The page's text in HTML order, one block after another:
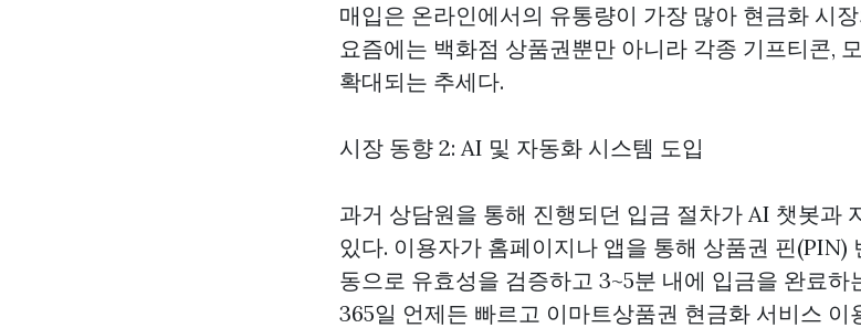
매입은 온라인에서의 유통량이 가장 많아 현금화 시
요즘에는 백화점 상품권뿐만 아니라 각종 기프티콘,
확대되는 추세다.
시장 동향 2: AI 및 자동화 시스템 도입
과거 상담원을 통해 진행되던 입금 절차가 AI 챗봇과
있다. 이용자가 홈페이지나 앱을 통해 상품권 핀(PIN)
동으로 유효성을 검증하고 3~5분 내에 입금을 완료
365일 언제든 빠르고 이마트상품권 현금화 서비스 이